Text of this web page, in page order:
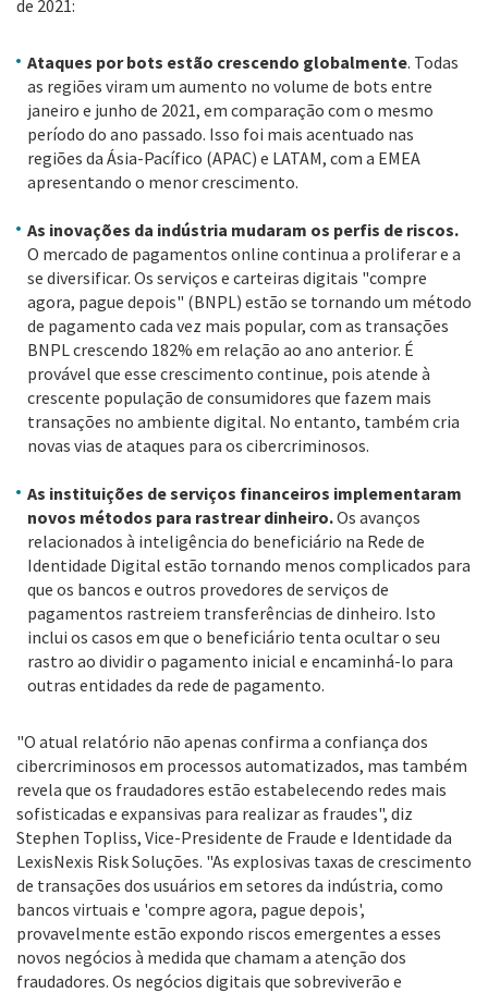
de 2021:
Ataques por bots estão crescendo globalmente. Todas
as regiões viram um aumento no volume de bots entre
janeiro e junho de 2021, em comparação com o mesmo
período do ano passado. Isso foi mais acentuado nas
regiões da Ásia-Pacífico (APAC) e LATAM, com a EMEA
apresentando o menor crescimento.
As inovações da indústria mudaram os perfis de riscos.
O mercado de pagamentos online continua a proliferar e a
se diversificar. Os serviços e carteiras digitais "compre
agora, pague depois" (BNPL) estão se tornando um método
de pagamento cada vez mais popular, com as transações
BNPL crescendo 182% em relação ao ano anterior. É
provável que esse crescimento continue, pois atende à
crescente população de consumidores que fazem mais
transações no ambiente digital. No entanto, também cria
novas vias de ataques para os cibercriminosos.
As instituições de serviços financeiros implementaram
novos métodos para rastrear dinheiro.Os avanços
relacionados à inteligência do beneficiário na Rede de
Identidade Digital estão tornando menos complicados para
que os bancos e outros provedores de serviços de
pagamentos rastreiem transferências de dinheiro. Isto
inclui os casos em que o beneficiário tenta ocultar o seu
rastro ao dividir o pagamento inicial e encaminhá-lo para
outras entidades da rede de pagamento.
"O atual relatório não apenas confirma a confiança dos
cibercriminosos em processos automatizados, mas também
revela que os fraudadores estão estabelecendo redes mais
sofisticadas e expansivas para realizar as fraudes", diz
Stephen Topliss, Vice-Presidente de Fraude e Identidade da
LexisNexis Risk Soluções. "As explosivas taxas de crescimento
de transações dos usuários em setores da indústria, como
bancos virtuais e 'compre agora, pague depois',
provavelmente estão expondo riscos emergentes a esses
novos negócios à medida que chamam a atenção dos
fraudadores. Os negócios digitais que sobreviverão e